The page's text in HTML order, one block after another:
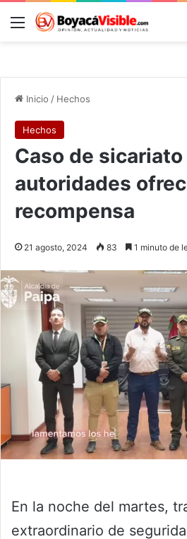
Menú
Inicio / Hechos
Hechos
Caso de sicariato
autoridades
recompensa
21 agosto, 2024 83 1 minuto de
En la noche del martes,
extraordinario de